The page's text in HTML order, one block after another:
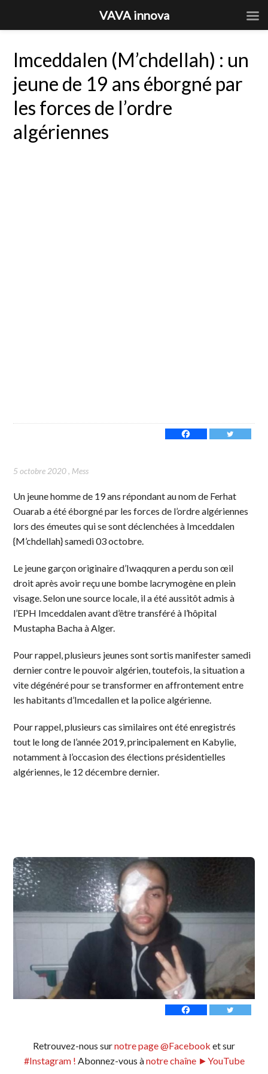
Imceddalen (M’chdellah) : un
jeune de 19 ans éborgné par
les forces de l’ordre
algériennes
5 octobre 2020, Mess
Un jeune homme de 19 ans répondant au nom de Ferhat
Ouarab a été éborgné par les forces de l’ordre algériennes
lors des émeutes qui se sont déclenchées à Imceddalen
{M’chdellah} samedi 03 octobre.
Le jeune garçon originaire d’Iwaqquren a perdu son œil
droit après avoir reçu une bombe lacrymogène en plein
visage. Selon une source locale, il a été aussitôt admis à
l’EPH Imceddalen avant d’être transféré à l’hôpital
Mustapha Bacha à Alger.
Pour rappel, plusieurs jeunes sont sortis manifester samedi
dernier contre le pouvoir algérien, toutefois, la situation a
vite dégénéré pour se transformer en affrontement entre
les habitants d’Imcedallen et la police algérienne.
Pour rappel, plusieurs cas similaires ont été enregistrés
tout le long de l’année 2019, principalement en Kabylie,
notamment à l’occasion des élections présidentielles
algériennes, le 12 décembre dernier.
Retrouvez-nous surnotre page @Facebook et sur
#Instagram ! Abonnez-vous ànotre chaîne ►YouTube
VAVA innova